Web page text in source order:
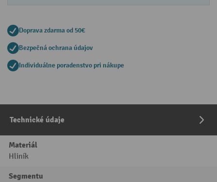
Doprava zdarma od 50€
Bezpečná ochrana údajov
Individuálne poradenstvo pri nákupe
Technické údaje
Materiál
Hliník
Segmentu